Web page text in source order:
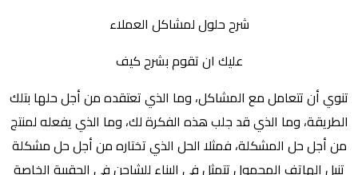
شرح حلول لمشاكل العملاء
عليك ان تقوم بشرح كيف
تنوي أن تتعامل مع المشاكل، وما الذي تعتقده من أجل حلها بتلك
الطريقة، وما الذي قد جلب هذه الفكرة لك، وما الذي يفعله لمنتج
من أجل حل المشكلة، فمثلا الحل الذي تختاره من أجل حل مشكلة
تنيل الهاتف المحمول تتمثل في البناء للشاحن في الحقيبة الخاصة